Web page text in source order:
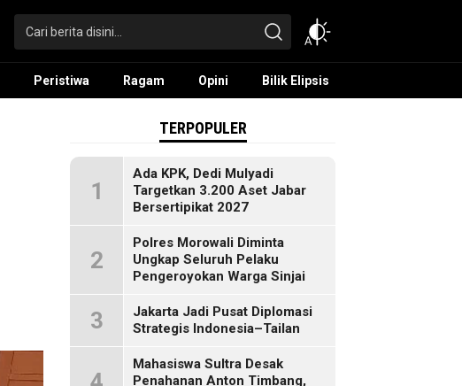
Peristiwa Ragam Opini Bilik Elipsis
TERPOPULER
1
Ada KPK, Dedi Mulyadi
Targetkan 3.200 Aset Jabar
Bersertipikat 2027
2
Polres Morowali Diminta
Ungkap Seluruh Pelaku
Pengeroyokan Warga Sinjai
3
Jakarta Jadi Pusat Diplomasi
Strategis Indonesia–Tailan
Mahasiswa Sultra Desak
Penahanan Anton Timbang,